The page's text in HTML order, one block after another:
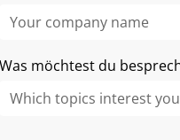
Was möchtest du
30% unter